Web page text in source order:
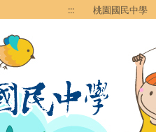
::: 桃園國民中學